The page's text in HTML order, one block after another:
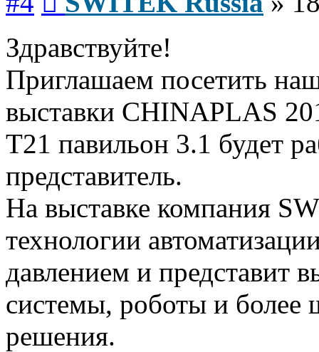
Здравствуйте!
Приглашаем посетить
выставки CHINAPLAS
T21 павильон 3.1 будет
представитель.
На выставке компания
технологии
давлением и представит
системы, роботы и более
решения.